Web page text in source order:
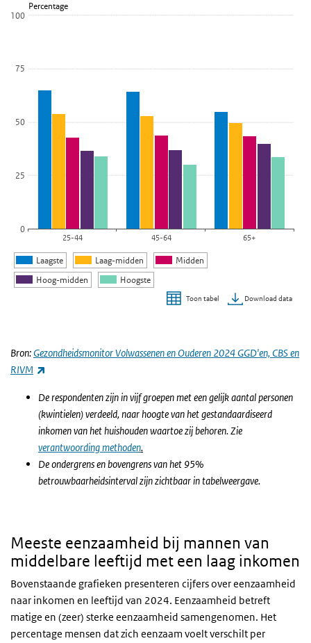
Bekijk als data tabel.
Percentage
Laagste Laag-midden
Midden
Hoog-midden
Hoogste
0
25
50
75
100
25-44 45-64 65+
Toon tabel Download data
Bron: Gezondheidsmonitor Volwassenen en Ouderen 2024 GGD'en, CBS en
RIVM
De respondenten zijn in vijf groepen met een gelijk aantal personen
(kwintielen) verdeeld, naar hoogte van het gestandaardiseerd
inkomen van het huishouden waartoe zij behoren. Zie
verantwoording methoden.
De ondergrens en bovengrens van het 95%
betrouwbaarheidsinterval zijn zichtbaar in tabelweergave.
Meeste eenzaamheid bij mannen van
middelbare leeftijd met een laag inkomen
Bovenstaande grafieken presenteren cijfers over eenzaamheid
naar inkomen en leeftijd van 2024. Eenzaamheid betreft
matige en (zeer) sterke eenzaamheid samengenomen. Het
percentage mensen dat zich eenzaam voelt verschilt per